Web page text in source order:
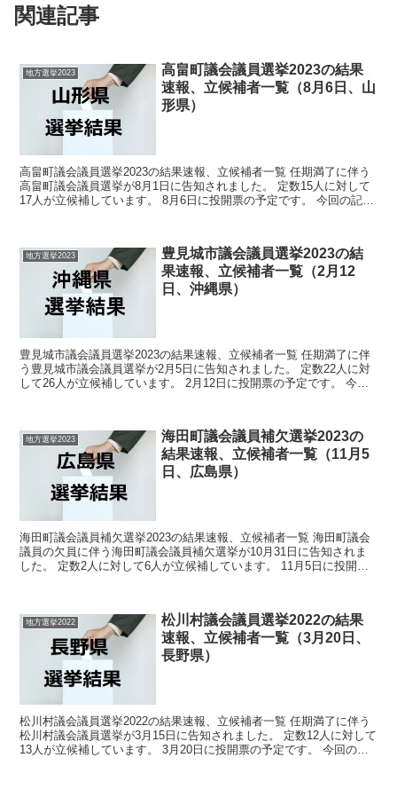
関連記事
地方選挙2023
高畠町議会議員選挙2023の結果
速報、立候補者一覧（8月6日、山
形県）
高畠町議会議員選挙2023の結果速報、立候補者一覧 任期満了に伴う
高畠町議会議員選挙が8月1日に告知されました。 定数15人に対して
17人が立候補しています。 8月6日に投開票の予定です。 今回の記事
地方選挙2023
豊見城市議会議員選挙2023の結
果速報、立候補者一覧（2月12
日、沖縄県）
豊見城市議会議員選挙2023の結果速報、立候補者一覧 任期満了に伴
う豊見城市議会議員選挙が2月5日に告知されました。 定数22人に対
して26人が立候補しています。 2月12日に投開票の予定です。 今回
地方選挙2023
海田町議会議員補欠選挙2023の
結果速報、立候補者一覧（11月5
日、広島県）
海田町議会議員補欠選挙2023の結果速報、立候補者一覧 海田町議会
議員の欠員に伴う海田町議会議員補欠選挙が10月31日に告知されま
した。 定数2人に対して6人が立候補しています。 11月5日に投開票
地方選挙2022
松川村議会議員選挙2022の結果
速報、立候補者一覧（3月20日、
長野県）
松川村議会議員選挙2022の結果速報、立候補者一覧 任期満了に伴う
松川村議会議員選挙が3月15日に告知されました。 定数12人に対して
13人が立候補しています。 3月20日に投開票の予定です。 今回の記